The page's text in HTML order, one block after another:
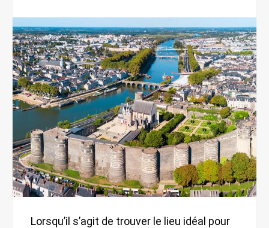
Lorsqu’il s’agit de trouver le lieu idéal pour